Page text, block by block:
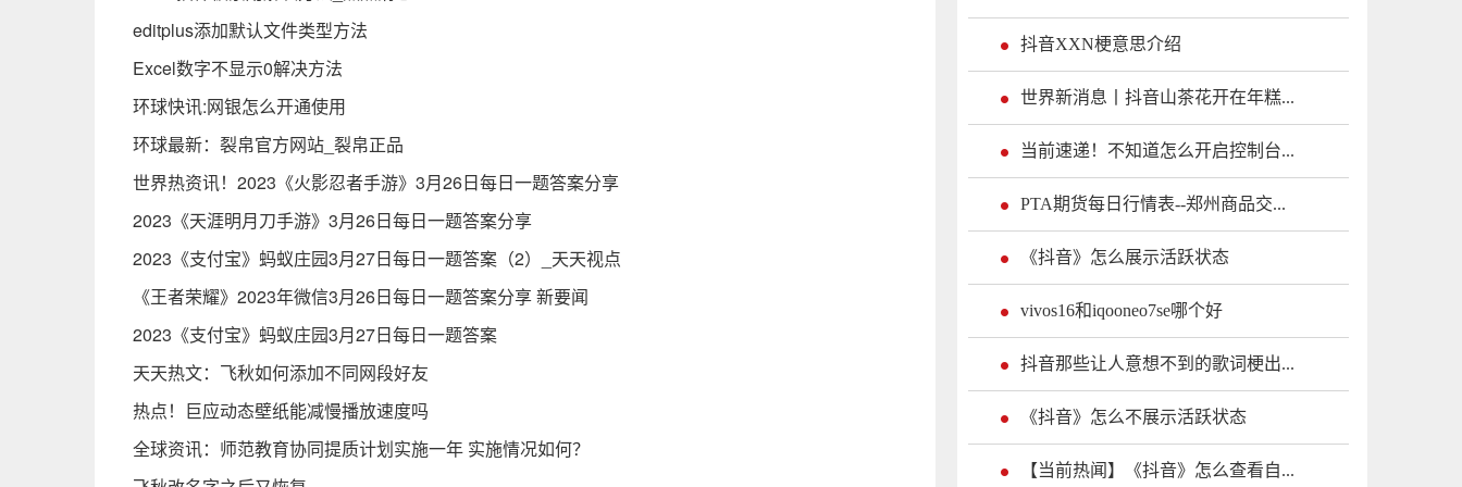
editplus添加默认文件类型方法
Excel数字不显示0解决方法
环球快讯:网银怎么开通使用
环球最新：裂帛官方网站_裂帛正品
世界热资讯！2023《火影忍者手游》3月26日每日一题答案分享
2023《天涯明月刀手游》3月26日每日一题答案分享
2023《支付宝》蚂蚁庄园3月27日每日一题答案（2）_天天视点
《王者荣耀》2023年微信3月26日每日一题答案分享 新要闻
2023《支付宝》蚂蚁庄园3月27日每日一题答案
天天热文：飞秋如何添加不同网段好友
热点！巨应动态壁纸能减慢播放速度吗
全球资讯：师范教育协同提质计划实施一年 实施情况如何？
抖音XXN梗意思介绍
世界新消息丨抖音山茶花开在年糕...
当前速递！不知道怎么开启控制台...
PTA期货每日行情表--郑州商品交...
《抖音》怎么展示活跃状态
vivos16和iqooneo7se哪个好
抖音那些让人意想不到的歌词梗出...
《抖音》怎么不展示活跃状态
【当前热闻】《抖音》怎么查看自...